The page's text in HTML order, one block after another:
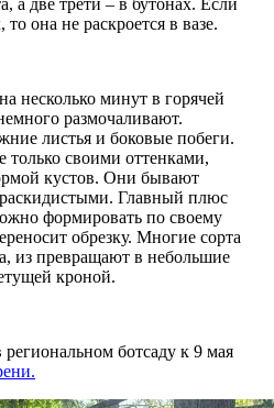
она не раскроется в вазе.
несколько минут в горячей
размочаливают.
листья и боковые побеги.
только своими оттенками,
кустов. Они бывают
Главный плюс
формировать по своему
обрезку. Многие сорта
из превращают в небольшие
кроной.
ботсаду к 9 мая